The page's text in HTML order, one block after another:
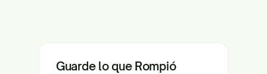
Guarde lo que Rompió